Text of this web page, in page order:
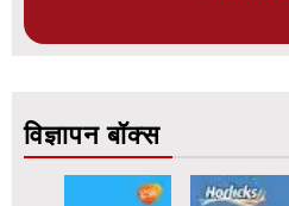
विज्ञापन बॉक्स